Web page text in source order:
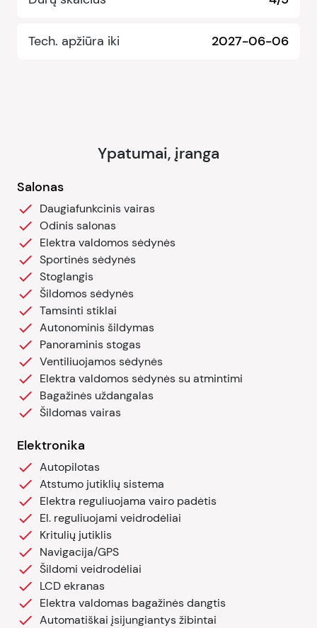
Tech. apžiūra iki 2027-06-06
Ypatumai, įranga
Salonas
Daugiafunkcinis vairas
Odinis salonas
Elektra valdomos sėdynės
Sportinės sėdynės
Stoglangis
Šildomos sėdynės
Tamsinti stiklai
Autonominis šildymas
Panoraminis stogas
Ventiliuojamos sėdynės
Elektra valdomos sėdynės su atmintimi
Bagažinės uždangalas
Šildomas vairas
Elektronika
Autopilotas
Atstumo jutiklių sistema
Elektra reguliuojama vairo padėtis
El. reguliuojami veidrodėliai
Kritulių jutiklis
Navigacija/GPS
Šildomi veidrodėliai
LCD ekranas
Elektra valdomas bagažinės dangtis
Automatiškai įsijungiantys žibintai